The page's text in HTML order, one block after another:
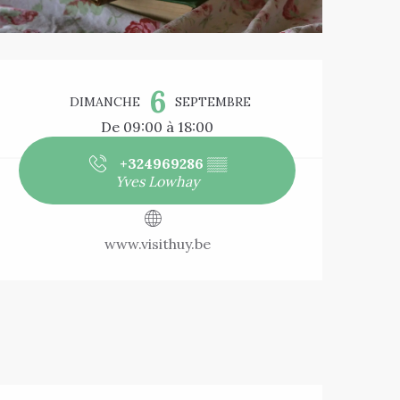
et
DIMANCHE 6 SEPTEMBRE
De 09:00 à 18:00
+324969286 ▒▒
Yves Lowhay
www.visithuy.be